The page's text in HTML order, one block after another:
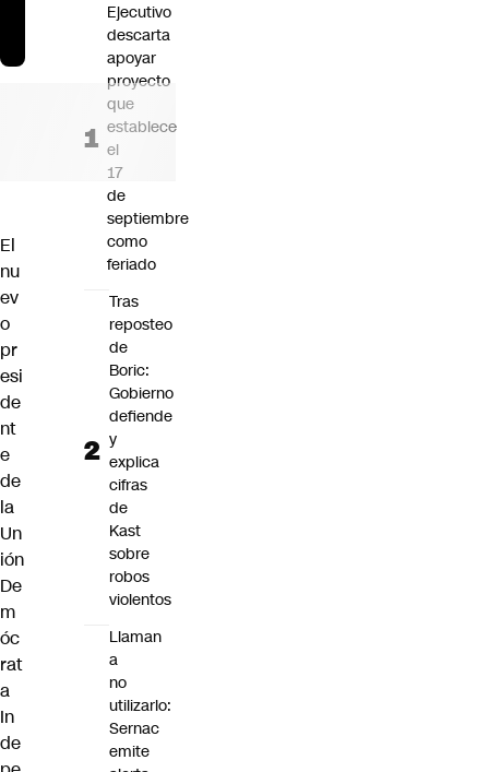
El
nu
ev
o
pr
esi
de
nt
e
de
la
Un
ión
De
m
óc
rat
a
In
de
Ejecutivo
descarta
apoyar
proyecto
que
establece
el
17
de
septiembre
como
feriado
Tras
reposteo
de
Boric:
Gobierno
defiende
y
explica
cifras
de
Kast
sobre
robos
violentos
Llaman
a
no
utilizarlo:
Sernac
emite